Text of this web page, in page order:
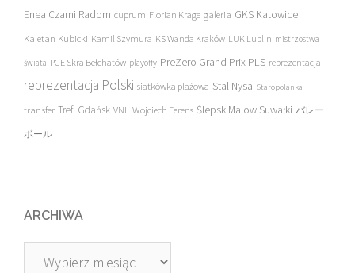
Enea Czarni Radom cuprum Florian Krage galeria GKS Katowice
Kajetan Kubicki Kamil Szymura KS Wanda Kraków LUK Lublin mistrzostwa
świata PGE Skra Bełchatów playoffy PreZero Grand Prix PLS reprezentacja
reprezentacja Polski siatkówka plażowa Stal Nysa Staropolanka
transfer Trefl Gdańsk VNL Wojciech Ferens Ślepsk Malow Suwałki バレー
ボール
ARCHIWA
Archiwa